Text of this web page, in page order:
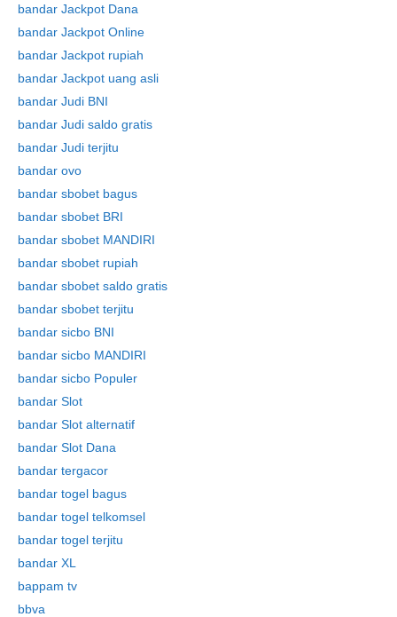
bandar Jackpot Dana
bandar Jackpot Online
bandar Jackpot rupiah
bandar Jackpot uang asli
bandar Judi BNI
bandar Judi saldo gratis
bandar Judi terjitu
bandar ovo
bandar sbobet bagus
bandar sbobet BRI
bandar sbobet MANDIRI
bandar sbobet rupiah
bandar sbobet saldo gratis
bandar sbobet terjitu
bandar sicbo BNI
bandar sicbo MANDIRI
bandar sicbo Populer
bandar Slot
bandar Slot alternatif
bandar Slot Dana
bandar tergacor
bandar togel bagus
bandar togel telkomsel
bandar togel terjitu
bandar XL
bappam tv
bbva